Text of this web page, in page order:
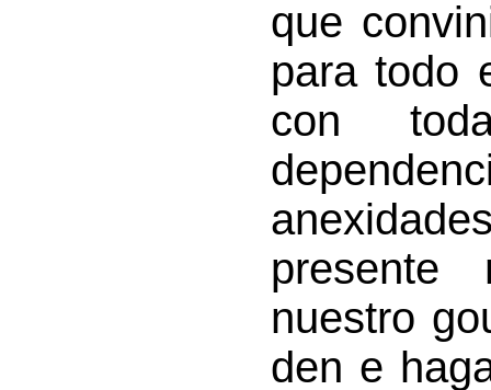
que
para todo
con
presente
nuestro
den e